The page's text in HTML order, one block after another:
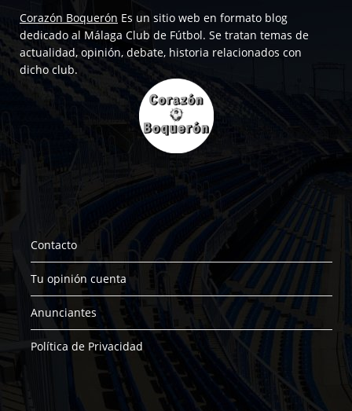
Corazón Boquerón Es un sitio web en formato blog
dedicado al Málaga Club de Fútbol. Se tratan temas de
actualidad, opinión, debate, historia relacionados con
dicho club.
Contacto
Tu opinión cuenta
Anunciantes
Política de Privacidad